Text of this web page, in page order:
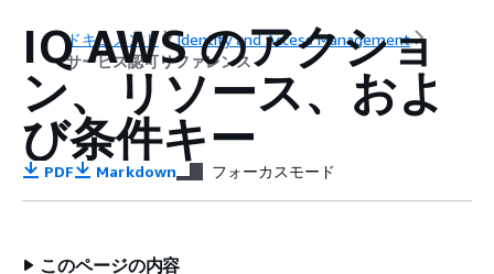
ドキュメント
Identity and Access Management
サービス認可リファレンス
IQ AWS のアクショ
ン、リソース、およ
び条件キー
PDF Markdown フォーカスモード
このページの内容